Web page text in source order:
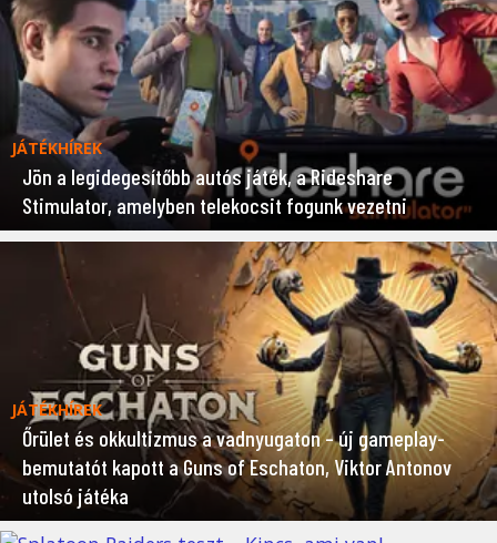
JÁTÉKHÍREK
Jön a legidegesítőbb autós játék, a Rideshare
Stimulator, amelyben telekocsit fogunk vezetni
JÁTÉKHÍREK
Őrület és okkultizmus a vadnyugaton – új gameplay-
bemutatót kapott a Guns of Eschaton, Viktor Antonov
utolsó játéka